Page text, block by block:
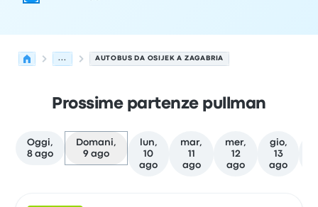
... AUTOBUS DA OSIJEK A ZAGABRIA
Prossime partenze pullman
Oggi,
8 ago
Domani,
9 ago
lun,
10
ago
mar,
11
ago
mer,
12
ago
gio,
13
ago